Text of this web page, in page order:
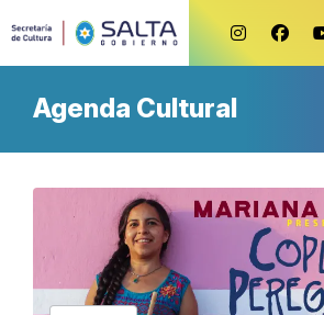
Agenda Cultural